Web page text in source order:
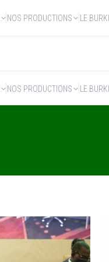
NOS PRODUCTIONS LE
NOS PRODUCTIONS LE